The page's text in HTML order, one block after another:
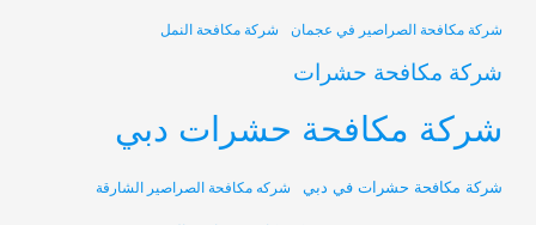
شركة مكافحة الصراصير في عجمان شركة مكافحة النمل
شركة مكافحة حشرات
شركة مكافحة حشرات دبي
شركة مكافحة حشرات في دبي شركه مكافحة الصراصير الشارقة